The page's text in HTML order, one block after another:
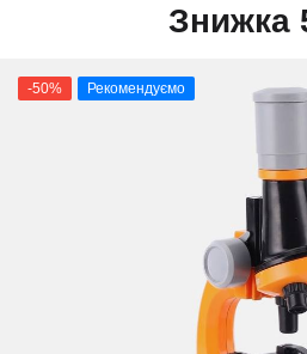
Знижка
-50% Рекомендуємо